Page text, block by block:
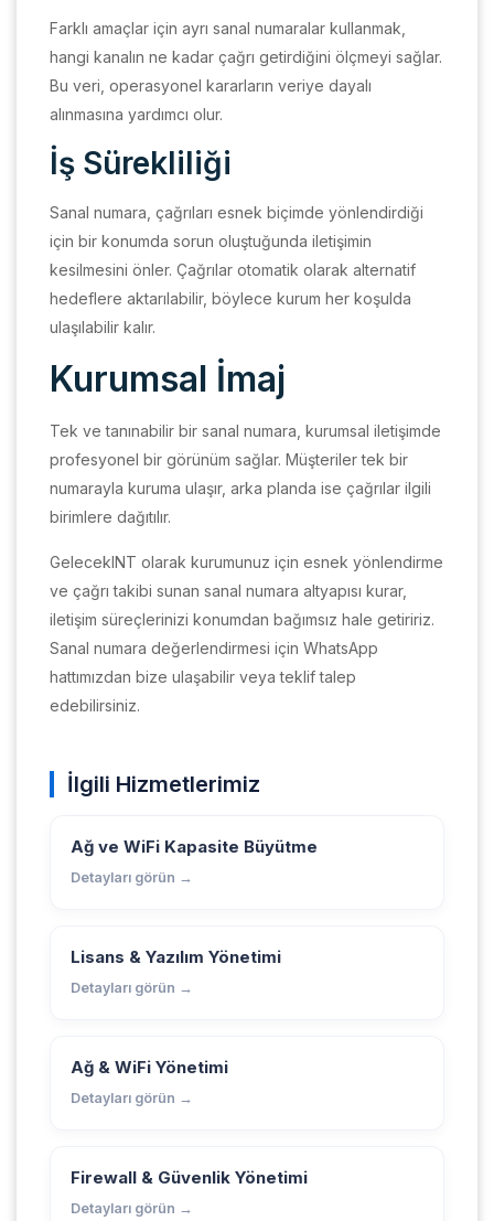
Farklı amaçlar için ayrı sanal numaralar kullanmak,
hangi kanalın ne kadar çağrı getirdiğini ölçmeyi sağlar.
Bu veri, operasyonel kararların veriye dayalı
alınmasına yardımcı olur.
İş Sürekliliği
Sanal numara, çağrıları esnek biçimde yönlendirdiği
için bir konumda sorun oluştuğunda iletişimin
kesilmesini önler. Çağrılar otomatik olarak alternatif
hedeflere aktarılabilir, böylece kurum her koşulda
ulaşılabilir kalır.
Kurumsal İmaj
Tek ve tanınabilir bir sanal numara, kurumsal iletişimde
profesyonel bir görünüm sağlar. Müşteriler tek bir
numarayla kuruma ulaşır, arka planda ise çağrılar ilgili
birimlere dağıtılır.
GelecekINT olarak kurumunuz için esnek yönlendirme
ve çağrı takibi sunan sanal numara altyapısı kurar,
iletişim süreçlerinizi konumdan bağımsız hale getiririz.
Sanal numara değerlendirmesi için WhatsApp
hattımızdan bize ulaşabilir veya teklif talep
edebilirsiniz.
İlgili Hizmetlerimiz
Ağ ve WiFi Kapasite Büyütme
Detayları görün →
Lisans & Yazılım Yönetimi
Detayları görün →
Ağ & WiFi Yönetimi
Detayları görün →
Firewall & Güvenlik Yönetimi
Detayları görün →